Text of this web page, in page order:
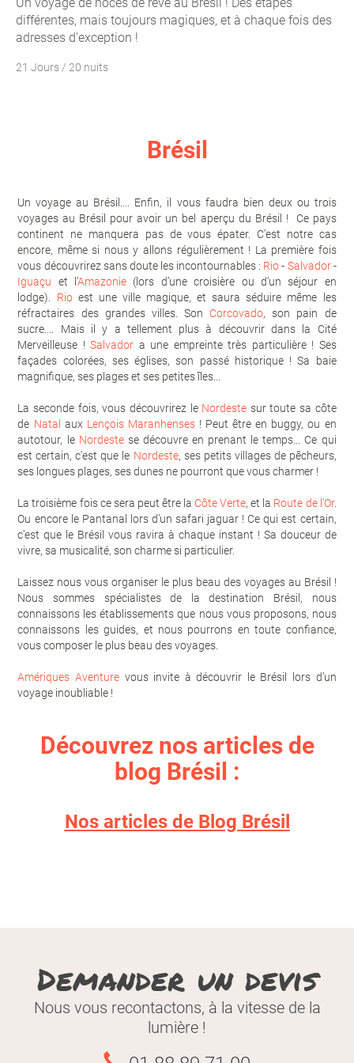
différentes, mais toujours magiques, et à chaque fois des
adresses d’exception !
21 Jours / 20 nuits
Brésil
Un voyage au Brésil.... Enfin, il vous faudra bien deux ou trois
voyages au Brésil pour avoir un bel aperçu du Brésil ! Ce pays
continent ne manquera pas de vous épater. C’est notre cas
encore, même si nous y allons régulièrement ! La première fois
vous découvrirez sans doute les incontournables : Rio- Salvador-
Iguaçu et l’Amazonie (lors d’une croisière ou d’un séjour en
lodge). Rioest une ville magique, et saura séduire même les
réfractaires des grandes villes. Son Corcovado, son pain de
sucre.... Mais il y a tellement plus à découvrir dans la Cité
Merveilleuse !Salvador a une empreinte très particulière ! Ses
façades colorées, ses églises, son passé historique ! Sa baie
magnifique, ses plages et ses petites îles...
La seconde fois, vous découvrirez le Nordeste sur toute sa côte
de Natal aux Lençois Maranhenses! Peut être en buggy, ou en
autotour, le Nordestese découvre en prenant le temps... Ce qui
est certain, c’est que le Nordeste, ses petits villages de pêcheurs,
ses longues plages, ses dunes ne pourront que vous charmer !
La troisième fois ce sera peut être la Côte Verte, et la Route de l’Or.
Ou encore le Pantanal lors d’un safari jaguar ! Ce qui est certain,
c’est que le Brésil vous ravira à chaque instant ! Sa douceur de
vivre, sa musicalité, son charme si particulier.
Laissez nous vous organiser le plus beau des voyages au Brésil !
Nous sommes spécialistes de la destination Brésil, nous
connaissons les établissements que nous vous proposons, nous
connaissons les guides, et nous pourrons en toute confiance,
vous composer le plus beau des voyages.
Amériques Aventurevous invite à découvrir le Brésil lors d’un
voyage inoubliable !
Découvrez nos articles de
blog Brésil :
Nos articles de Blog Brésil
Tout dépend de la région !
Pour découvrir les Lençois Maranhenses
Demander un devis
Nous vous recontactons, à la vitesse de la
lumière !